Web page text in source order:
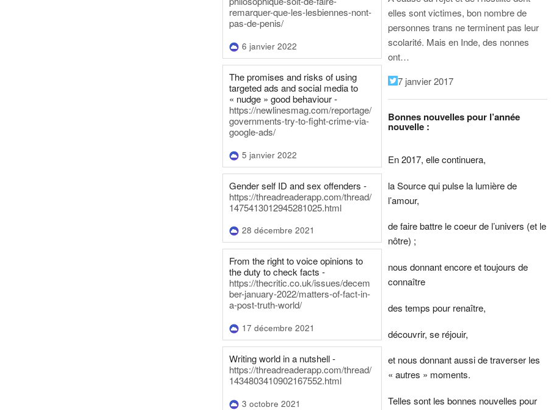
remarquer-que-les-lesbiennes-nont-
pas-de-penis/
6 janvier 2022
The promises and risks of using
targeted ads and social media to
« nudge » good behaviour -
https://newlinesmag.com/reportage/
governments-try-to-fight-crime-via-
google-ads/
5 janvier 2022
Gender self ID and sex offenders -
https://threadreaderapp.com/thread/
1475413012945281025.html
28 décembre 2021
From the right to voice opinions to
the duty to check facts -
https://thecritic.co.uk/issues/decem
ber-january-2022/matters-of-fact-in-
a-post-truth-world/
17 décembre 2021
Writing world in a nutshell -
https://threadreaderapp.com/thread/
1434803410902167552.html
3 octobre 2021
elles sont victimes, bon nombre de
personnes trans ne terminent pas leur
scolarité. Mais en Inde, des nonnes
ont…
7 janvier 2017
Bonnes nouvelles pour l’année
nouvelle :
En 2017, elle continuera,
la Source qui pulse la lumière de
l’amour,
de faire battre le coeur de l’univers (et le
nôtre) ;
nous donnant encore et toujours de
connaître
des temps pour renaître,
découvrir, se réjouir,
et nous donnant aussi de traverser les
« autres » moments.
Telles sont les bonnes nouvelles pour